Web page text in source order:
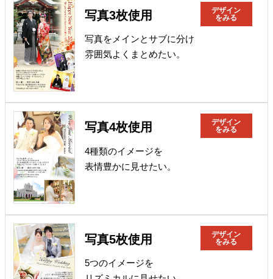
写真3枚使用
デザイン
をみる
写真をメインとサブに分け
雰囲気よくまとめたい。
写真4枚使用
デザイン
をみる
4種類のイメージを
表情豊かに見せたい。
写真5枚使用
デザイン
をみる
5つのイメージを